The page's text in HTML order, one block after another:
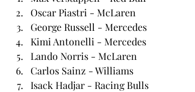
Oscar Piastri - McLaren
George Russell - Mercedes
Kimi Antonelli - Mercedes
Lando Norris - McLaren
Carlos Sainz - Williams
Isack Hadjar - Racing Bulls